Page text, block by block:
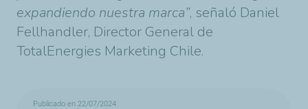
expandiendo nuestra marca”, señaló Daniel
Fellhandler, Director General de
TotalEnergies Marketing Chile.
Publicado en 22/07/2024